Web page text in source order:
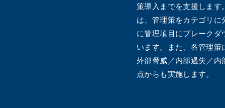
策導入までを支援します
は、管理策をカテゴリに
に管理項目にブレークダ
います。また、各管理策
外部脅威／内部過失／内
点からも実施します。